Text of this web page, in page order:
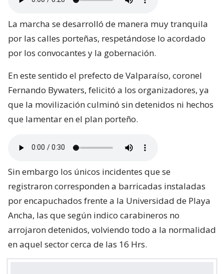
La marcha se desarrolló de manera muy tranquila
por las calles porteñas, respetándose lo acordado
por los convocantes y la gobernación.
En este sentido el prefecto de Valparaíso, coronel
Fernando Bywaters, felicitó a los organizadores, ya
que la movilización culminó sin detenidos ni hechos
que lamentar en el plan porteño.
Sin embargo los únicos incidentes que se
registraron corresponden a barricadas instaladas
por encapuchados frente a la Universidad de Playa
Ancha, las que según indico carabineros no
arrojaron detenidos, volviendo todo a la normalidad
en aquel sector cerca de las 16 Hrs.